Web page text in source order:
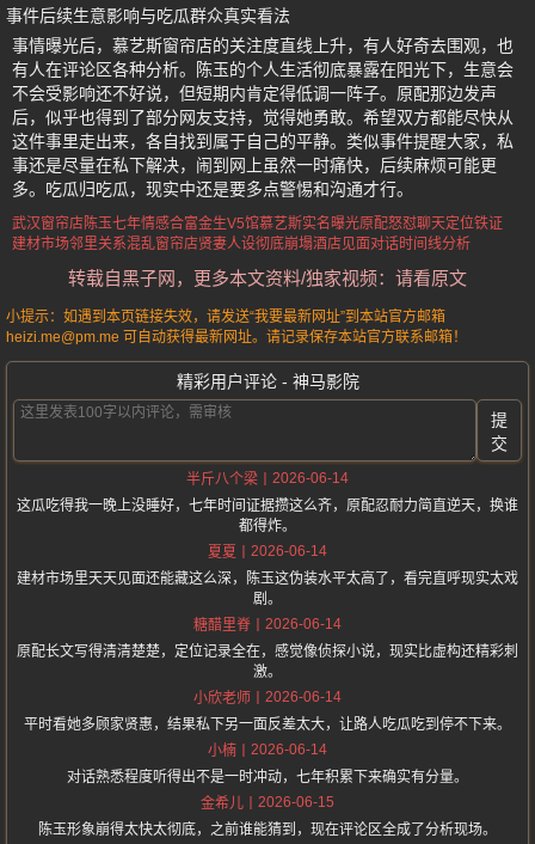
事件后续生意影响与吃瓜群众真实看法
事情曝光后，慕艺斯窗帘店的关注度直线上升，有人好奇去围观，也
有人在评论区各种分析。陈玉的个人生活彻底暴露在阳光下，生意会
不会受影响还不好说，但短期内肯定得低调一阵子。原配那边发声
后，似乎也得到了部分网友支持，觉得她勇敢。希望双方都能尽快从
这件事里走出来，各自找到属于自己的平静。类似事件提醒大家，私
事还是尽量在私下解决，闹到网上虽然一时痛快，后续麻烦可能更
多。吃瓜归吃瓜，现实中还是要多点警惕和沟通才行。
武汉窗帘店陈玉七年情感合富金生V5馆慕艺斯实名曝光原配怒怼聊天定位铁证
建材市场邻里关系混乱窗帘店贤妻人设彻底崩塌酒店见面对话时间线分析
转载自黑子网，更多本文资料/独家视频：请看原文
小提示：如遇到本页链接失效，请发送“我要最新网址”到本站官方邮箱
heizi.me@pm.me 可自动获得最新网址。请记录保存本站官方联系邮箱！
精彩用户评论 - 神马影院
提
交
半斤八个梁
2026-06-14
这瓜吃得我一晚上没睡好，七年时间证据攒这么齐，原配忍耐力简直逆天，换谁
都得炸。
夏夏
2026-06-14
建材市场里天天见面还能藏这么深，陈玉这伪装水平太高了，看完直呼现实太戏
剧。
糖醋里脊
2026-06-14
原配长文写得清清楚楚，定位记录全在，感觉像侦探小说，现实比虚构还精彩刺
激。
小欣老师
2026-06-14
平时看她多顾家贤惠，结果私下另一面反差太大，让路人吃瓜吃到停不下来。
小楠
2026-06-14
对话熟悉程度听得出不是一时冲动，七年积累下来确实有分量。
金希儿
2026-06-15
陈玉形象崩得太快太彻底，之前谁能猜到，现在评论区全成了分析现场。